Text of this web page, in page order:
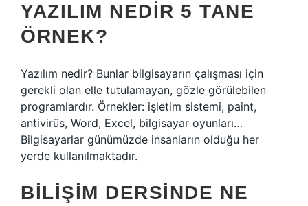
YAZILIM NEDIR 5 TANE
ÖRNEK?
Yazılım nedir? Bunlar bilgisayarın çalışması için
gerekli olan elle tutulamayan, gözle görülebilen
programlardır. Örnekler: işletim sistemi, paint,
antivirüs, Word, Excel, bilgisayar oyunları…
Bilgisayarlar günümüzde insanların olduğu her
yerde kullanılmaktadır.
BILIŞIM DERSINDE NE